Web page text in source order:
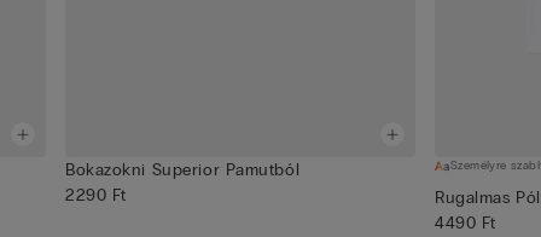
Bokazokni Superior Pamutból
2290 Ft
Személyre
Rugalmas
4490 Ft